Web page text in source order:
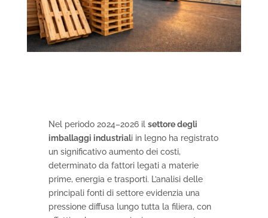
Nel periodo 2024–2026 il settore degli
imballaggi industriali in legno ha registrato
un significativo aumento dei costi,
determinato da fattori legati a materie
prime, energia e trasporti. L’analisi delle
principali fonti di settore evidenzia una
pressione diffusa lungo tutta la filiera, con